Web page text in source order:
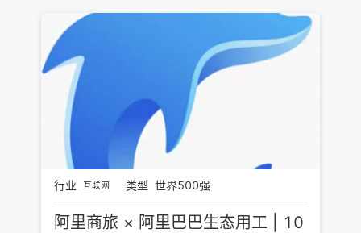
行业 互联网 类型 世界500强
阿里商旅 × 阿里巴巴生态用工 | 10